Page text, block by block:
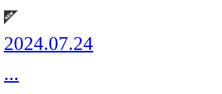
2024.07.24
...